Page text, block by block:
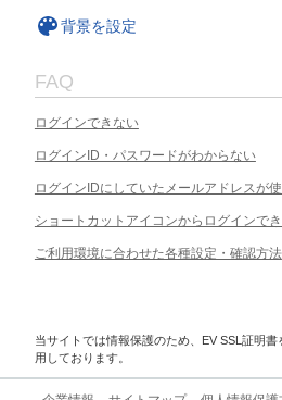
背景を設定
FAQ
ログインできない
ログインID・パスワードがわからない
ログインIDにしていたメールアドレスが
ショートカットアイコンからログインで
ご利用環境に合わせた各種設定・確認方法
当サイトでは情報保護のため、EV SSL証明
用しております。